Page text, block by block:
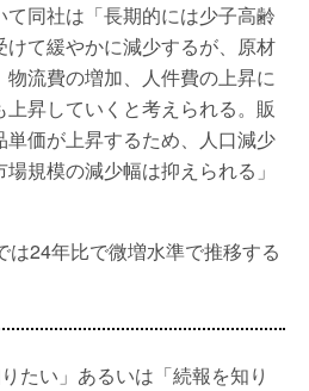
同社は「長期的には少子高齢
て緩やかに減少するが、原材
流費の増加、人件費の上昇に
昇していくと考えられる。販
価が上昇するため、人口減少
規模の減少幅は抑えられる」
は24年比で微増水準で推移する
たい」あるいは「続報を知り